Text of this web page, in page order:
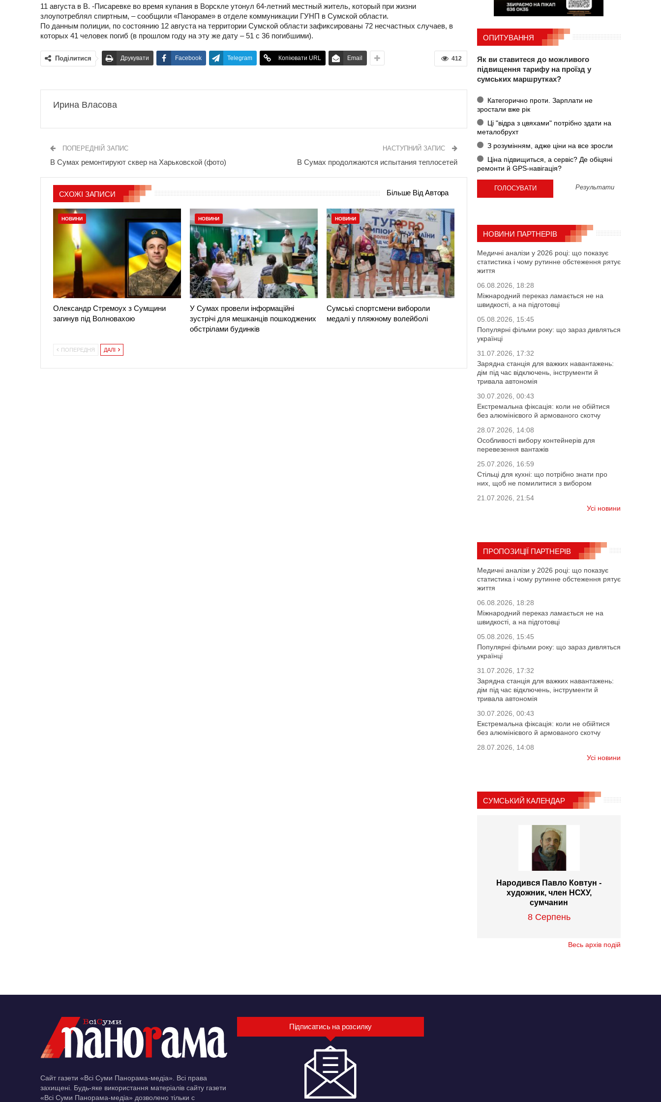
11 августа в В. -Писаревке во время купания в Ворскле утонул 64-летний местный житель, который при жизни
злоупотреблял спиртным, – сообщили «Панораме» в отделе коммуникации ГУНП в Сумской области.
По данным полиции, по состоянию 12 августа на территории Сумской области зафиксированы 72 несчастных случаев, в
которых 41 человек погиб (в прошлом году на эту же дату – 51 с 36 погибшими).
412
Поділитися Друкувати Facebook Telegram Копіювати URL Email
Ирина Власова
ПОПЕРЕДНІЙ ЗАПИС
В Сумах ремонтируют сквер на Харьковской (фото)
НАСТУПНИЙ ЗАПИС
В Сумах продолжаются испытания теплосетей
СХОЖІ ЗАПИСИ Більше Від Автора
НОВИНИ
Олександр Стремоух з Сумщини
загинув під Волновахою
НОВИНИ
У Сумах провели інформаційні
зустрічі для мешканців пошкоджених
обстрілами будинків
НОВИНИ
Сумські спортсмени вибороли
медалі у пляжному волейболі
ПОПЕРЕДНЯ ДАЛІ
ОПИТУВАННЯ
Як ви ставитеся до можливого
підвищення тарифу на проїзд у
сумських маршрутках?
Категорично проти. Зарплати не
зростали вже рік
Ці "відра з цвяхами" потрібно здати на
металобрухт
З розумінням, адже ціни на все зросли
Ціна підвищиться, а сервіс? Де обіцяні
ремонти й GPS-навігація?
Результати
НОВИНИ ПАРТНЕРІВ
Медичні аналізи у 2026 році: що показує
статистика і чому рутинне обстеження рятує
життя
06.08.2026, 18:28
Міжнародний переказ ламається не на
швидкості, а на підготовці
05.08.2026, 15:45
Популярні фільми року: що зараз дивляться
українці
31.07.2026, 17:32
Зарядна станція для важких навантажень:
дім під час відключень, інструменти й
тривала автономія
30.07.2026, 00:43
Екстремальна фіксація: коли не обійтися
без алюмінієвого й армованого скотчу
28.07.2026, 14:08
Особливості вибору контейнерів для
перевезення вантажів
25.07.2026, 16:59
Стільці для кухні: що потрібно знати про
них, щоб не помилитися з вибором
21.07.2026, 21:54
Усі новини
ПРОПОЗИЦІЇ ПАРТНЕРІВ
Медичні аналізи у 2026 році: що показує
статистика і чому рутинне обстеження рятує
життя
06.08.2026, 18:28
Міжнародний переказ ламається не на
швидкості, а на підготовці
05.08.2026, 15:45
Популярні фільми року: що зараз дивляться
українці
31.07.2026, 17:32
Зарядна станція для важких навантажень:
дім під час відключень, інструменти й
тривала автономія
30.07.2026, 00:43
Екстремальна фіксація: коли не обійтися
без алюмінієвого й армованого скотчу
28.07.2026, 14:08
Усі новини
СУМСЬКИЙ КАЛЕНДАР
Народився Павло Ковтун -
художник, член НСХУ,
сумчанин
8 Серпень
Весь архів подій
Сайт газети «Всі Суми Панорама-медіа». Всі права
захищені. Будь-яке використання матеріалів сайту газети
«Всі Суми Панорама-медіа» дозволено тільки c
Підписатись на розсилку